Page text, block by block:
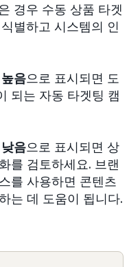
경우 수동 상품 타겟
별하고 시스템의 인
음으로 표시되면 도
되는 자동 타겟팅 캠
음으로 표시되면 상
를 검토하세요. 브랜
를 사용하면 콘텐츠
는 데 도움이 됩니다.